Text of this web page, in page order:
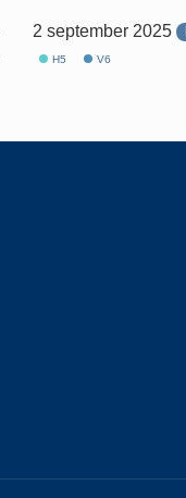
2 september 2025
H5 V6